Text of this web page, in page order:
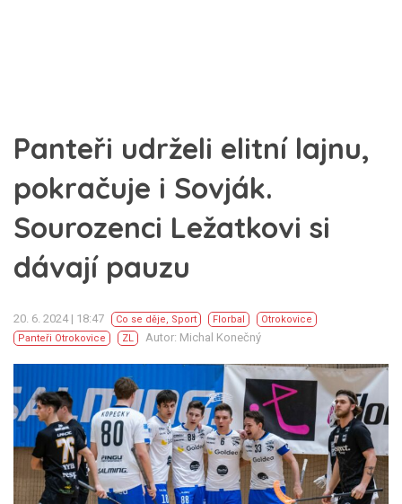
Panteři udrželi elitní lajnu,
pokračuje i Sovják.
Sourozenci Ležatkovi si
dávají pauzu
20. 6. 2024 | 18:47 Co se děje, Sport Florbal
Otrokovice
Panteři Otrokovice
ZL Autor: Michal Konečný